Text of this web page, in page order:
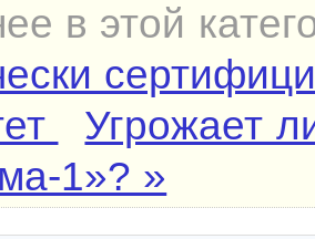
в этой
Угрожает
1»? »